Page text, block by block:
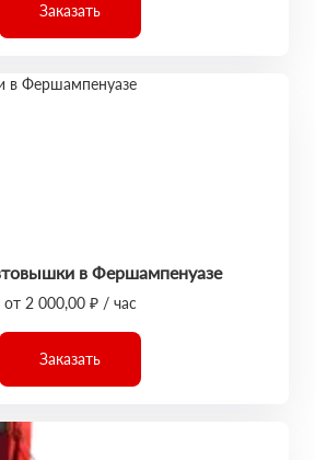
Заказать
в Фершампенуазе
от 2 000,00 ₽ / час
Заказать